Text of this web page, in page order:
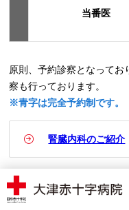
当番医
原則、予約診察となって
察も行っております。
※青字は完全予約制です。
腎臓内科のご紹介